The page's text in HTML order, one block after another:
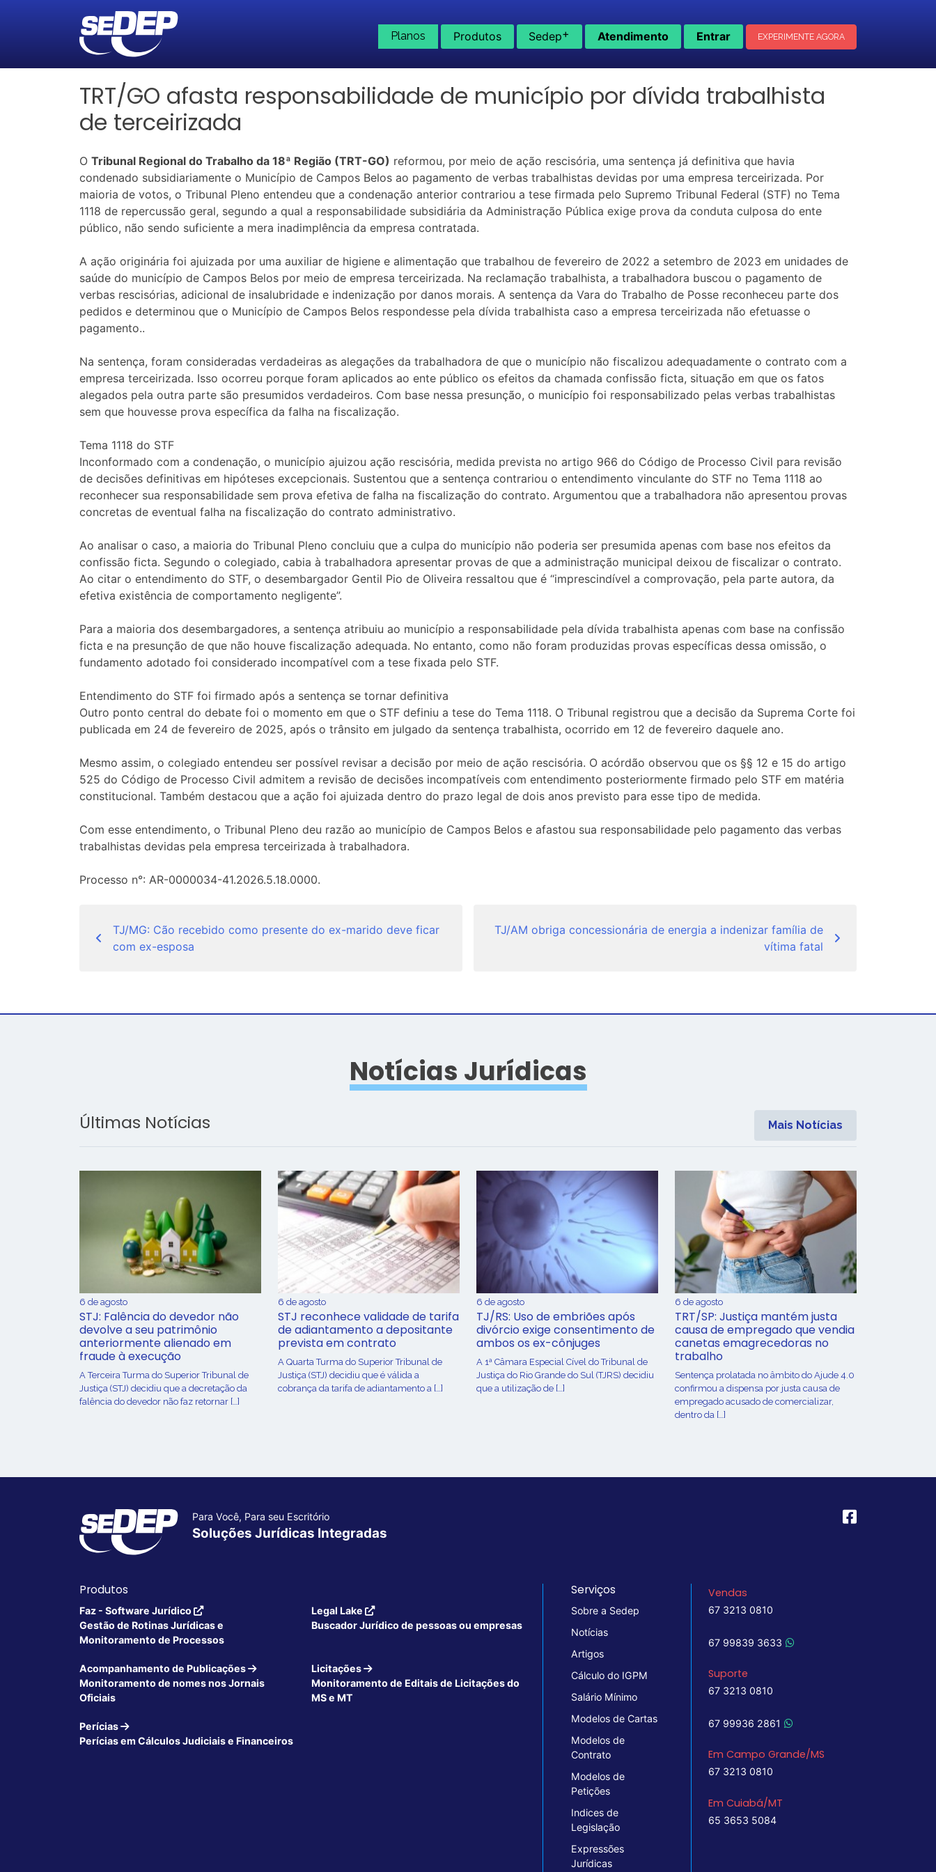
Planos Produtos Sedep+ Atendimento Entrar EXPERIMENTE AGORA
TRT/GO afasta responsabilidade de município por dívida trabalhista
de terceirizada
O Tribunal Regional do Trabalho da 18ª Região (TRT-GO) reformou, por meio de ação rescisória, uma sentença já definitiva que havia
condenado subsidiariamente o Município de Campos Belos ao pagamento de verbas trabalhistas devidas por uma empresa terceirizada. Por
maioria de votos, o Tribunal Pleno entendeu que a condenação anterior contrariou a tese firmada pelo Supremo Tribunal Federal (STF) no Tema
1118 de repercussão geral, segundo a qual a responsabilidade subsidiária da Administração Pública exige prova da conduta culposa do ente
público, não sendo suficiente a mera inadimplência da empresa contratada.
A ação originária foi ajuizada por uma auxiliar de higiene e alimentação que trabalhou de fevereiro de 2022 a setembro de 2023 em unidades de
saúde do município de Campos Belos por meio de empresa terceirizada. Na reclamação trabalhista, a trabalhadora buscou o pagamento de
verbas rescisórias, adicional de insalubridade e indenização por danos morais. A sentença da Vara do Trabalho de Posse reconheceu parte dos
pedidos e determinou que o Município de Campos Belos respondesse pela dívida trabalhista caso a empresa terceirizada não efetuasse o
pagamento..
Na sentença, foram consideradas verdadeiras as alegações da trabalhadora de que o município não fiscalizou adequadamente o contrato com a
empresa terceirizada. Isso ocorreu porque foram aplicados ao ente público os efeitos da chamada confissão ficta, situação em que os fatos
alegados pela outra parte são presumidos verdadeiros. Com base nessa presunção, o município foi responsabilizado pelas verbas trabalhistas
sem que houvesse prova específica da falha na fiscalização.
Tema 1118 do STF
Inconformado com a condenação, o município ajuizou ação rescisória, medida prevista no artigo 966 do Código de Processo Civil para revisão
de decisões definitivas em hipóteses excepcionais. Sustentou que a sentença contrariou o entendimento vinculante do STF no Tema 1118 ao
reconhecer sua responsabilidade sem prova efetiva de falha na fiscalização do contrato. Argumentou que a trabalhadora não apresentou provas
concretas de eventual falha na fiscalização do contrato administrativo.
Ao analisar o caso, a maioria do Tribunal Pleno concluiu que a culpa do município não poderia ser presumida apenas com base nos efeitos da
confissão ficta. Segundo o colegiado, cabia à trabalhadora apresentar provas de que a administração municipal deixou de fiscalizar o contrato.
Ao citar o entendimento do STF, o desembargador Gentil Pio de Oliveira ressaltou que é “imprescindível a comprovação, pela parte autora, da
efetiva existência de comportamento negligente”.
Para a maioria dos desembargadores, a sentença atribuiu ao município a responsabilidade pela dívida trabalhista apenas com base na confissão
ficta e na presunção de que não houve fiscalização adequada. No entanto, como não foram produzidas provas específicas dessa omissão, o
fundamento adotado foi considerado incompatível com a tese fixada pelo STF.
Entendimento do STF foi firmado após a sentença se tornar definitiva
Outro ponto central do debate foi o momento em que o STF definiu a tese do Tema 1118. O Tribunal registrou que a decisão da Suprema Corte foi
publicada em 24 de fevereiro de 2025, após o trânsito em julgado da sentença trabalhista, ocorrido em 12 de fevereiro daquele ano.
Mesmo assim, o colegiado entendeu ser possível revisar a decisão por meio de ação rescisória. O acórdão observou que os §§ 12 e 15 do artigo
525 do Código de Processo Civil admitem a revisão de decisões incompatíveis com entendimento posteriormente firmado pelo STF em matéria
constitucional. Também destacou que a ação foi ajuizada dentro do prazo legal de dois anos previsto para esse tipo de medida.
Com esse entendimento, o Tribunal Pleno deu razão ao município de Campos Belos e afastou sua responsabilidade pelo pagamento das verbas
trabalhistas devidas pela empresa terceirizada à trabalhadora.
Processo n°: AR-0000034-41.2026.5.18.0000.
Navegação
de
TJ/MG: Cão recebido como presente do ex-marido deve ficar
com ex-esposa
TJ/AM obriga concessionária de energia a indenizar família de
vítima fatal
Notícias Jurídicas
Últimas Notícias Mais Notícias
6 de agosto
STJ: Falência do devedor não
devolve a seu patrimônio
anteriormente alienado em
fraude à execução
A Terceira Turma do Superior Tribunal de
Justiça (STJ) decidiu que a decretação da
falência do devedor não faz retornar […]
6 de agosto
STJ reconhece validade de tarifa
de adiantamento a depositante
prevista em contrato
A Quarta Turma do Superior Tribunal de
Justiça (STJ) decidiu que é válida a
cobrança da tarifa de adiantamento a […]
6 de agosto
TJ/RS: Uso de embriões após
divórcio exige consentimento de
ambos os ex-cônjuges
A 1ª Câmara Especial Cível do Tribunal de
Justiça do Rio Grande do Sul (TJRS) decidiu
que a utilização de […]
6 de agosto
TRT/SP: Justiça mantém justa
causa de empregado que vendia
canetas emagrecedoras no
trabalho
Sentença prolatada no âmbito do Ajude 4.0
confirmou a dispensa por justa causa de
empregado acusado de comercializar,
dentro da […]
Para Você, Para seu Escritório
Soluções Jurídicas Integradas
Produtos
Faz - Software Jurídico
Gestão de Rotinas Jurídicas e
Monitoramento de Processos
Legal Lake
Buscador Jurídico de pessoas ou empresas
Acompanhamento de Publicações
Monitoramento de nomes nos Jornais
Oficiais
Licitações
Monitoramento de Editais de Licitações do
MS e MT
Perícias
Perícias em Cálculos Judiciais e Financeiros
Serviços
Sobre a Sedep
Notícias
Artigos
Cálculo do IGPM
Salário Mínimo
Modelos de Cartas
Modelos de
Contrato
Modelos de
Petições
Indices de
Legislação
Expressões
Jurídicas
Vendas
67 3213 0810
67 99839 3633
Suporte
67 3213 0810
67 99936 2861
Em Campo Grande/MS
67 3213 0810
Em Cuiabá/MT
65 3653 5084